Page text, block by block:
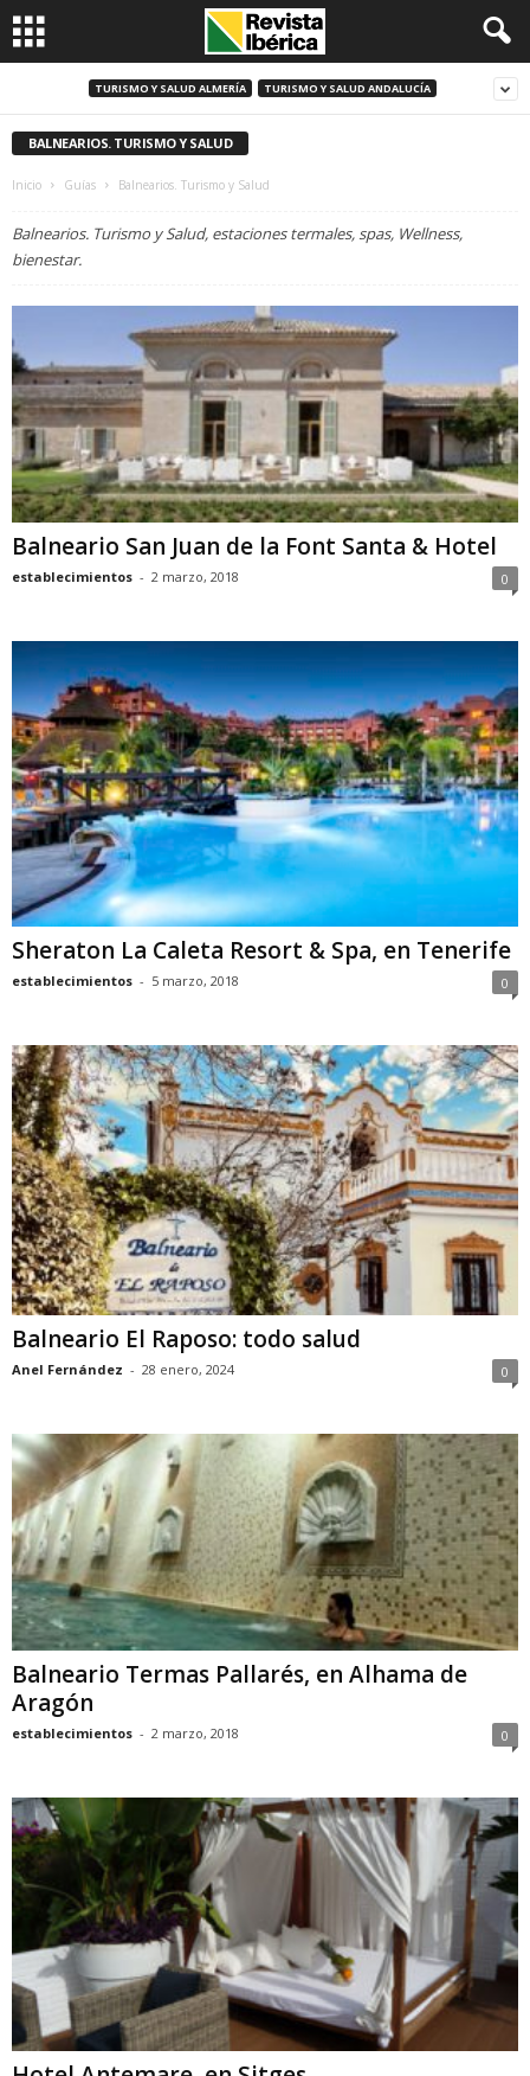
TURISMO Y SALUD ALMERÍA TURISMO Y SALUD ANDALUCÍA
BALNEARIOS. TURISMO Y SALUD
Inicio Guías Balnearios. Turismo y Salud
Balnearios. Turismo y Salud, estaciones termales, spas, Wellness,
bienestar.
Balneario San Juan de la Font Santa & Hotel
establecimientos - 2 marzo, 2018 0
Sheraton La Caleta Resort & Spa, en Tenerife
establecimientos - 5 marzo, 2018 0
Balneario El Raposo: todo salud
Anel Fernández - 28 enero, 2024 0
Balneario Termas Pallarés, en Alhama de
Aragón
establecimientos - 2 marzo, 2018 0